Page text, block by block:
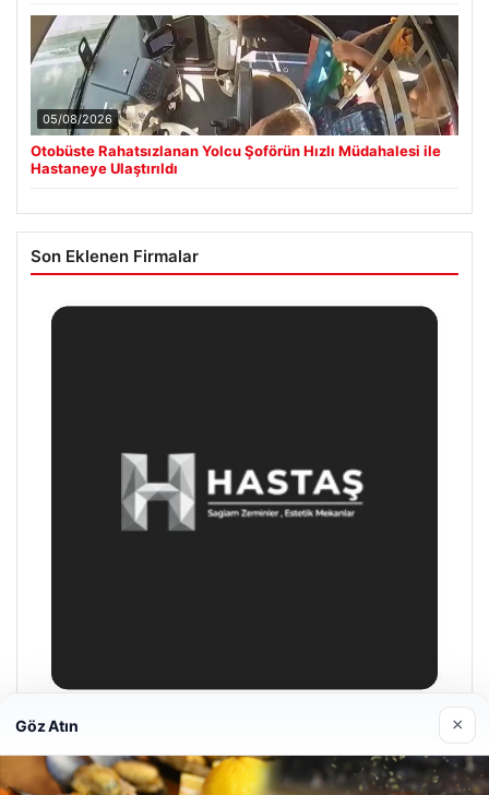
05/08/2026
Otobüste Rahatsızlanan Yolcu Şoförün Hızlı Müdahalesi ile
Hastaneye Ulaştırıldı
Son Eklenen Firmalar
Hastaş Beton
26/05/2026
Göz Atın ×